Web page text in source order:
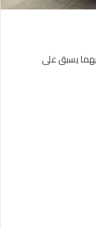
مجانية او 150,000 كم ايهما يسبق على